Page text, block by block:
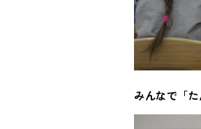
みんなで「